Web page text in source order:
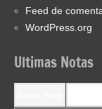
Feed de
WordPress.org
Ultimas Notas